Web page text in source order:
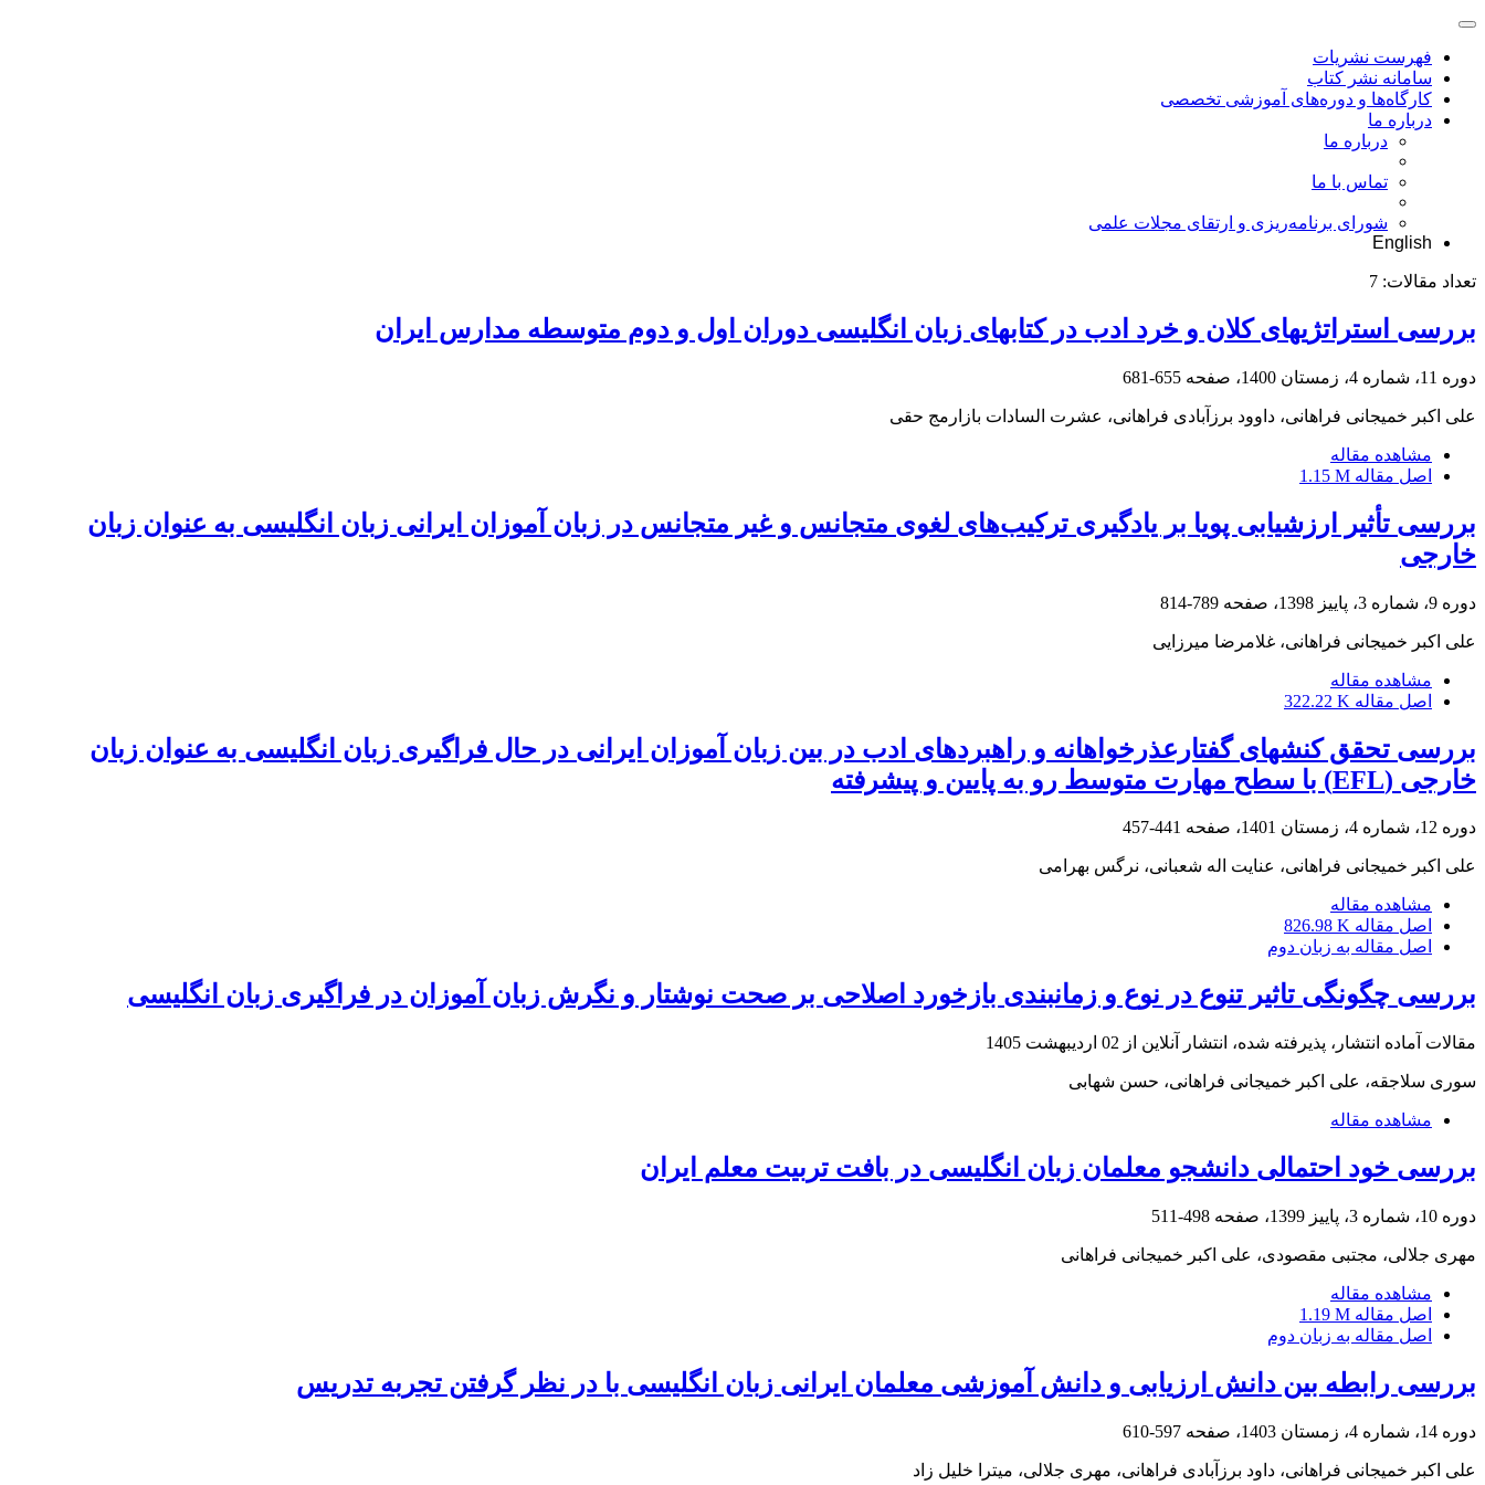
فهرست نشریات
سامانه نشر کتاب
کارگاه‌ها و دوره‌های آموزشی تخصصی
درباره ما
درباره ما
تماس با ما
شورای برنامه‌ریزی و ارتقای مجلات علمی
English
تعداد مقالات: 7
بررسی استراتژیهای کلان و خرد ادب در کتابهای زبان انگلیسی دوران اول و دوم متوسطه مدارس ایران
دوره 11، شماره 4، زمستان 1400، صفحه 655-681
علی اکبر خمیجانی فراهانی، داوود برزآبادی فراهانی، عشرت السادات بازارمج حقی
مشاهده مقاله
اصل مقاله 1.15 M
بررسی تأثیر ارزشیابی پویا بر یادگیری ترکیب‌های لغوی متجانس و غیر متجانس در زبان آموزان ایرانی زبان انگلیسی به‌ عنوان زبان
خارجی
دوره 9، شماره 3، پاییز 1398، صفحه 789-814
علی اکبر خمیجانی فراهانی، غلامرضا میرزایی
مشاهده مقاله
اصل مقاله 322.22 K
بررسی تحقق کنشهای گفتارعذرخواهانه و راهبردهای ادب در بین زبان آموزان ایرانی در حال فراگیری زبان انگلیسی به عنوان زبان
خارجی (EFL) با سطح مهارت متوسط رو به پایین و پیشرفته
دوره 12، شماره 4، زمستان 1401، صفحه 441-457
علی اکبر خمیجانی فراهانی، عنایت اله شعبانی، نرگس بهرامی
مشاهده مقاله
اصل مقاله 826.98 K
اصل مقاله به زبان دوم
بررسی چگونگی تاثیر تنوع در نوع و زمانبندی بازخورد اصلاحی بر صحت نوشتار و نگرش زبان آموزان در فراگیری زبان انگلیسی
مقالات آماده انتشار، پذیرفته شده، انتشار آنلاین از 02 اردیبهشت 1405
سوری سلاجقه، علی اکبر خمیجانی فراهانی، حسن شهابی
مشاهده مقاله
بررسی خود احتمالی دانشجو معلمان زبان انگلیسی در بافت تربیت معلم ایران
دوره 10، شماره 3، پاییز 1399، صفحه 498-511
مهری جلالی، مجتبی مقصودی، علی اکبر خمیجانی فراهانی
مشاهده مقاله
اصل مقاله 1.19 M
اصل مقاله به زبان دوم
بررسی رابطه بین دانش ارزیابی و دانش آموزشی معلمان ایرانی زبان انگلیسی با در نظر گرفتن تجربه تدریس
دوره 14، شماره 4، زمستان 1403، صفحه 597-610
علی اکبر خمیجانی فراهانی، داود برزآبادی فراهانی، مهری جلالی، میترا خلیل زاد